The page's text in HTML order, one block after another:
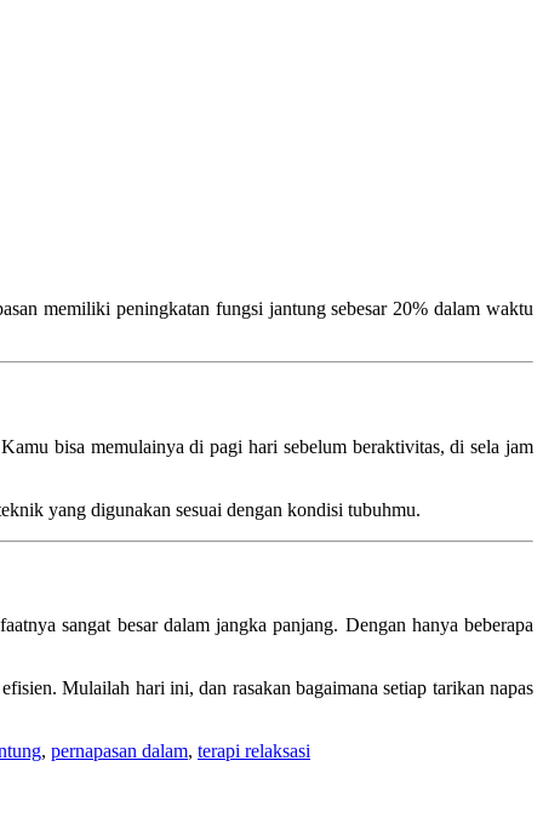
memiliki peningkatan fungsi jantung sebesar 20% dalam waktu
bisa memulainya di pagi hari sebelum beraktivitas, di sela jam
yang digunakan sesuai dengan kondisi tubuhmu.
sangat besar dalam jangka panjang. Dengan hanya beberapa
Mulailah hari ini, dan rasakan bagaimana setiap tarikan napas
, pernapasan dalam, terapi relaksasi